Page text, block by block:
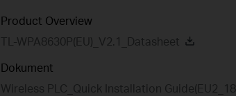
Product Overview
TL-WPA8630P(EU)_V2.1_Datasheet
Dokument
Wireless PLC_Quick Installation